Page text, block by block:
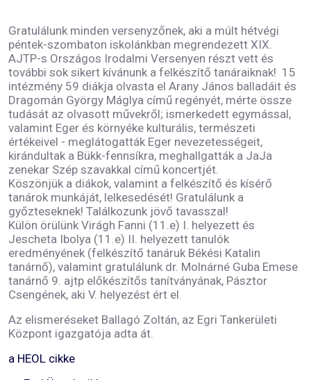
Gratulálunk minden versenyzőnek, aki a múlt hétvégi
péntek-szombaton iskolánkban megrendezett XIX.
AJTP-s Országos Irodalmi Versenyen részt vett és
további sok sikert kívánunk a felkészítő tanáraiknak! 15
intézmény 59 diákja olvasta el Arany János balladáit és
Dragomán György Máglya című regényét, mérte össze
tudását az olvasott művekről; ismerkedett egymással,
valamint Eger és környéke kulturális, természeti
értékeivel - meglátogatták Eger nevezetességeit,
kirándultak a Bükk-fennsíkra, meghallgatták a JaJa
zenekar Szép szavakkal című koncertjét.
Köszönjük a diákok, valamint a felkészítő és kísérő
tanárok munkáját, lelkesedését! Gratulálunk a
győzteseknek! Találkozunk jövő tavasszal!
Külön örülünk Virágh Fanni (11.e) I. helyezett és
Jescheta Ibolya (11.e) II. helyezett tanulók
eredményének (felkészítő tanáruk Békési Katalin
tanárnő), valamint gratulálunk dr. Molnárné Guba Emese
tanárnő 9. ajtp előkészítős tanítványának, Pásztor
Csengének, aki V. helyezést ért el.
Az elismeréseket Ballagó Zoltán, az Egri Tankerületi
Központ igazgatója adta át.
a HEOL cikke